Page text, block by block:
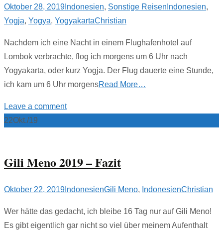
Oktober 28, 2019 Indonesien, Sonstige Reisen Indonesien,
Yogja, Yogya, YogyakartaChristian
Nachdem ich eine Nacht in einem Flughafenhotel auf
Lombok verbrachte, flog ich morgens um 6 Uhr nach
Yogyakarta, oder kurz Yogja. Der Flug dauerte eine Stunde,
ich kam um 6 Uhr morgensRead More…
Leave a comment
22Okt./19
Gili Meno 2019 – Fazit
Oktober 22, 2019 IndonesienGili Meno, IndonesienChristian
Wer hätte das gedacht, ich bleibe 16 Tag nur auf Gili Meno!
Es gibt eigentlich gar nicht so viel über meinem Aufenthalt